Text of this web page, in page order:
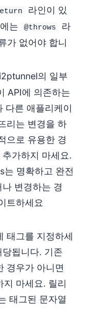
라인이 있
는
@throws
라
가 없어야 합니
의 일부
API에 의존하는
른 애플리케이
리는 변경을 하
으로 유용한 경
가하지 마세요.
명확하고 완전
변경하는 경
트하세요
태그를 지정하세
됩니다. 기존
경우가 아니면
지 마세요. 릴리
태그된 문자열